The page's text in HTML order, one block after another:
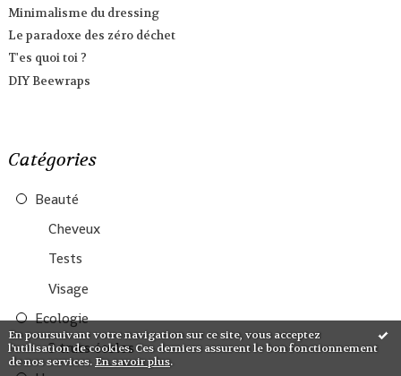
En poursuivant votre navigation sur ce site, vous acceptez
l'utilisation de cookies. Ces derniers assurent le bon fonctionnement
de nos services. En savoir plus.
Minimalisme du dressing
Le paradoxe des zéro déchet
T'es quoi toi ?
DIY Beewraps
Catégories
Beauté
Cheveux
Tests
Visage
Ecologie
3 trucs écolos